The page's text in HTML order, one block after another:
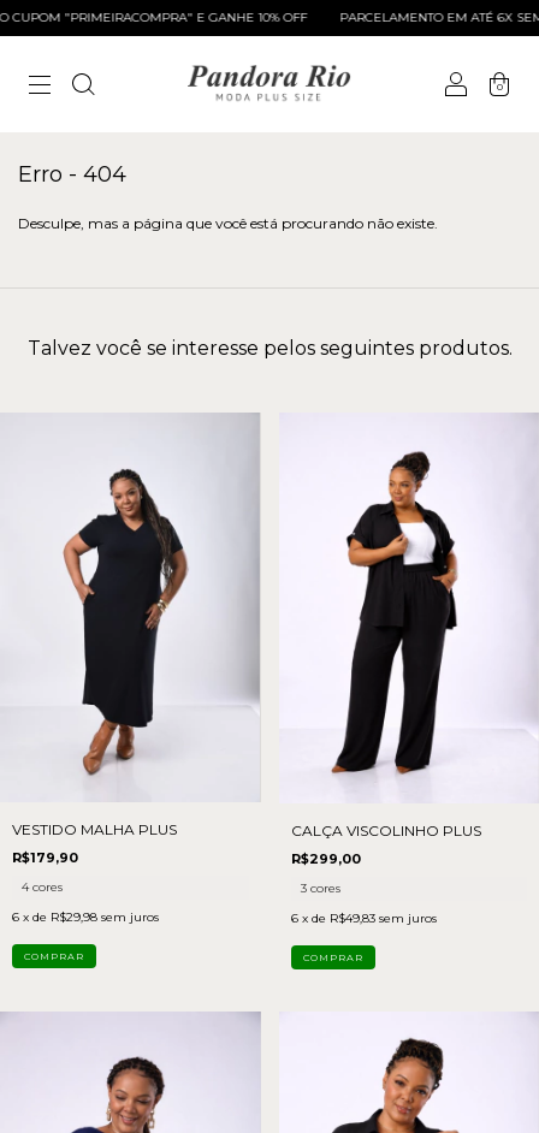
"PRIMEIRACOMPRA" E GANHE 10% OFF PARCELAMENTO EM ATÉ 6X SEM
0
Erro - 404
Desculpe, mas a página que você está procurando não existe.
Talvez você se interesse pelos seguintes produtos.
VESTIDO MALHA PLUS
R$179,90
4 cores
6 x de R$29,98 sem juros
COMPRAR
CALÇA VISCOLINHO PLUS
R$299,00
3 cores
6 x de R$49,83 sem juros
COMPRAR